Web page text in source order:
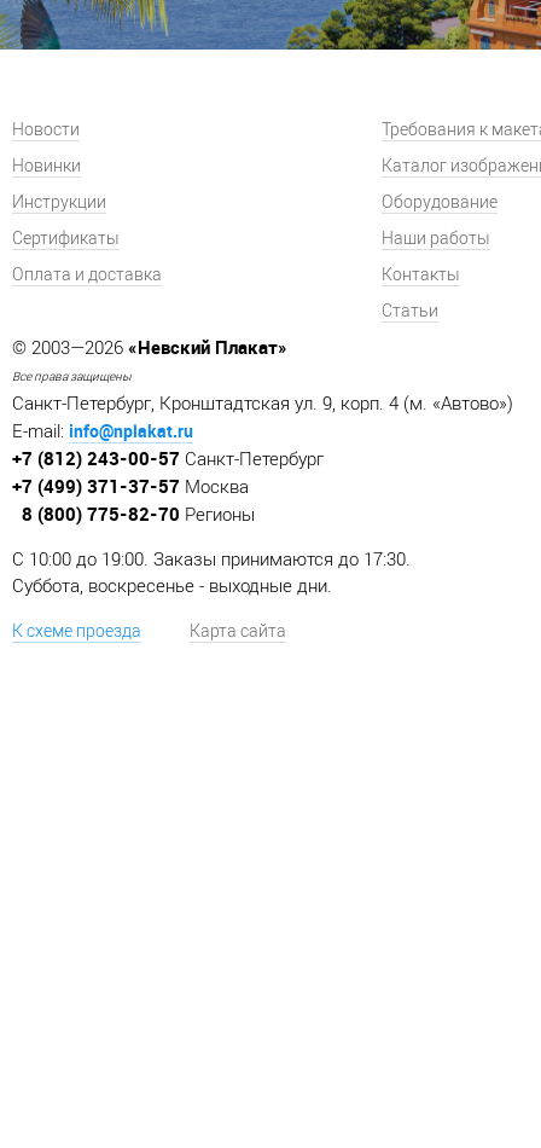
Новости
Новинки
Инструкции
Сертификаты
Оплата и доставка
Требования к
Каталог
Оборудование
Наши работы
Контакты
Статьи
© 2003—2026 «Невский Плакат»
Все права защищены
Санкт-Петербург, Кронштадтская ул. 9, корп. 4 (м. «Автово»)
E-mail: info@nplakat.ru
+7 (812) 243-00-57 Санкт-Петербург
+7 (499) 371-37-57 Москва
8 (800) 775-82-70 Регионы
C 10:00 до 19:00. Заказы принимаются до 17:30.
Суббота, воскресенье - выходные дни.
К схеме проезда Карта сайта